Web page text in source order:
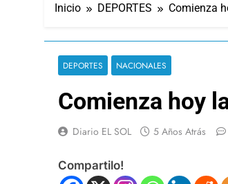
Inicio DEPORTES Comienza
DEPORTES NACIONALES
Comienza hoy
Diario EL SOL 5 Años Atrás
Compartilo!